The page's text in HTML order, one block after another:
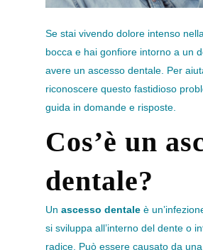
Se stai vivendo dolore intenso
bocca e hai gonfiore intorno a un
avere un ascesso dentale. Per
riconoscere questo fastidioso
guida in domande e risposte.
Cos’è un
dentale?
Un ascesso dentale è
si sviluppa all’interno del dente o
radice. Può essere causato da